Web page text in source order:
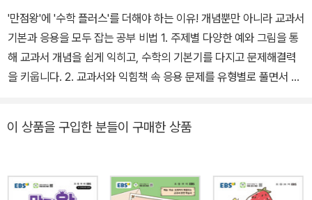
'만점왕'에 '수학 플러스'를 더해야 하는 이유! 개념뿐만 아니라 교과서
기본과 응용을 모두 잡는 공부 비법 1. 주제별 다양한 예와 그림을 통
해 교과서 개념을 쉽게 익히고, 수학의 기본기를 다지고 문제해결력
을 키웁니다. 2. 교과서와 익힘책 속 응용 문제를 유형별로 풀면서 응
이 상품을 구입한 분들이 구매한 상품